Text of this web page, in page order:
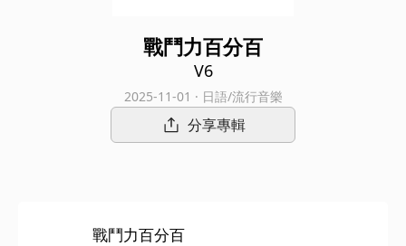
戰鬥力百分百
V6
2025-11-01 · 日語/流行音樂
分享專輯
戰鬥力百分百